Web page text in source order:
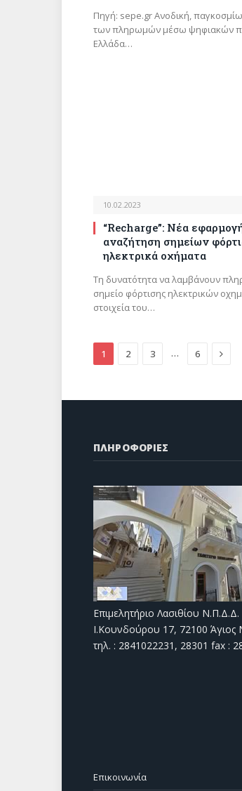
Πηγή: sepe.gr Ανοδική,
των πληρωμών μέσω ψηφιακών
Ελλάδα…
10.02.2023
“Recharge”: Νέα
αναζήτηση σημείων
ηλεκτρικά οχήματα
Τη δυνατότητα να λαμβάνουν
σημείο φόρτισης ηλεκτρικών
στοιχεία του…
1 2 3 … 6 Next
ΠΛΗΡΟΦΟΡΙΕΣ
Επιμελητήριο Λασιθίου Ν.Π.Δ.Δ.
Ι.Κουνδούρου 17, 72100 Άγιος
τηλ. : 2841022231, 28301 fax :
Επικοινωνία